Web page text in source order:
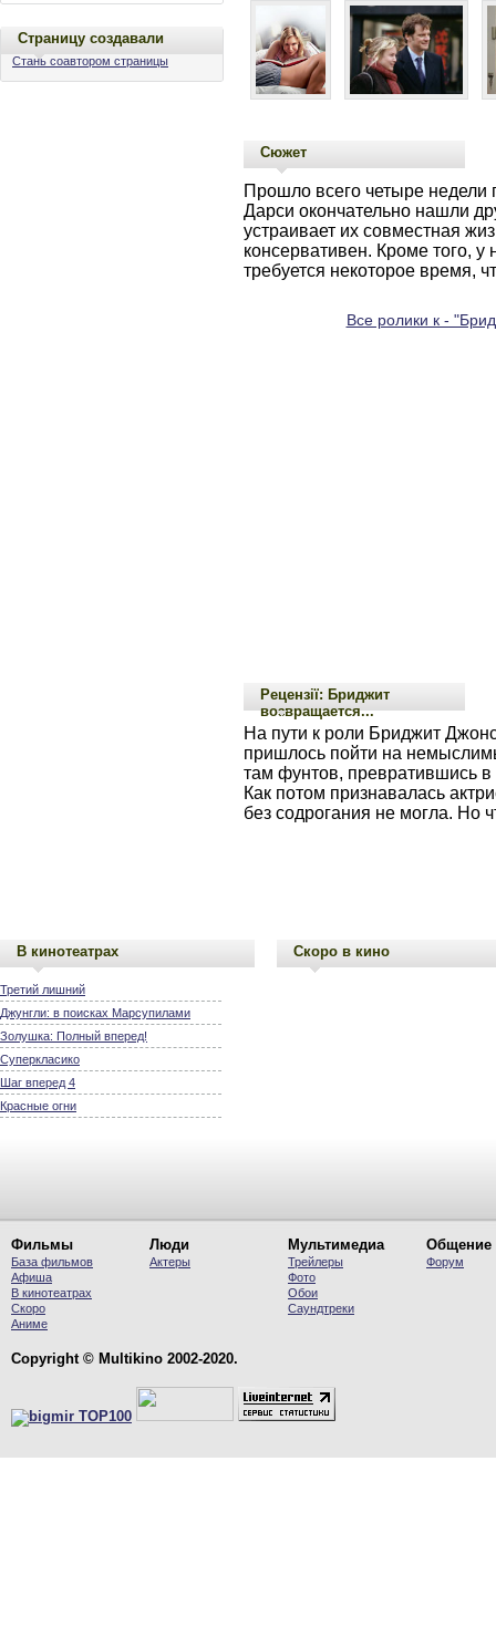
Страницу создавали
Стань соавтором страницы
Сюжет
Прошло всего четыре недели
Дарси окончательно нашли
устраивает их совместная
консервативен. Кроме того,
требуется некоторое время,
Все ролики к -
Рецензії: Бриджит
возвращается...
На пути к роли Бриджит
пришлось пойти на
там фунтов, превратившись
Как потом признавалась
без содрогания не могла. Но
В кинотеатрах
Третий лишний
Джунгли: в поисках Марсупилами
Золушка: Полный вперед!
Суперкласико
Шаг вперед 4
Красные огни
Скоро в кино
Фильмы
База фильмов
Афиша
В кинотеатрах
Скоро
Аниме
Люди
Актеры
Мультимедиа
Трейлеры
Фото
Обои
Саундтреки
Общение
Форум
Copyright © Multikino 2002-2020.